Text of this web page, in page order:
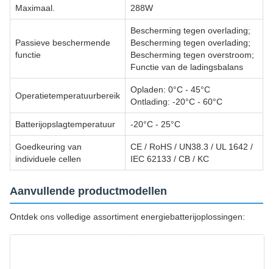
Maximaal. 288W
Passieve beschermende
functie
Bescherming tegen overlading;
Bescherming tegen overlading;
Bescherming tegen overstroom;
Functie van de ladingsbalans
Operatietemperatuurbereik
Opladen: 0°C - 45°C
Ontlading: -20°C - 60°C
Batterijopslagtemperatuur -20°C - 25°C
Goedkeuring van
individuele cellen
CE / RoHS / UN38.3 / UL 1642 /
IEC 62133 / CB / KC
Aanvullende productmodellen
Ontdek ons volledige assortiment energiebatterijoplossingen: